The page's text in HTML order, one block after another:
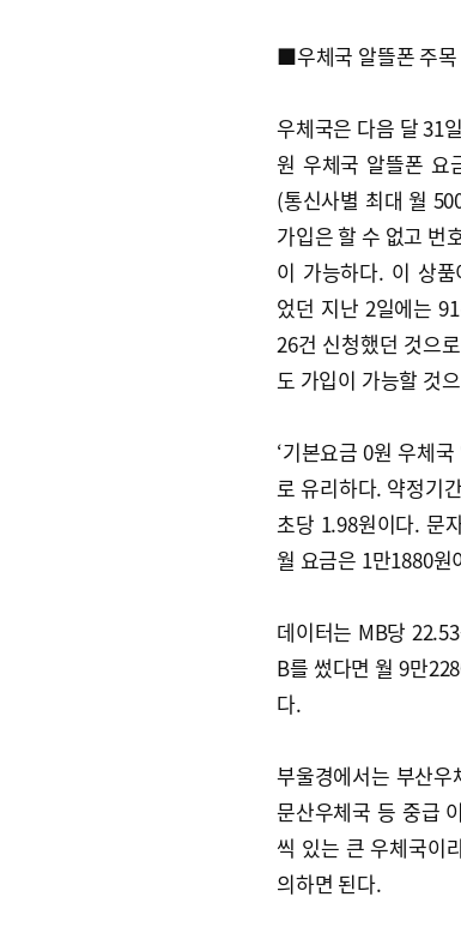
■우체국 알뜰폰 주목
우체국은 다음 달 31
원 우체국 알뜰폰 요
(통신사별 최대 월
가입은 할 수 없고 번
이 가능하다. 이 상
었던 지난 2일에는
26건 신청했던 것으
도 가입이 가능할 것
‘기본요금 0원 우체
로 유리하다. 약정기
초당 1.98원이다. 문
월 요금은 1만1880원
데이터는 MB당
B를 썼다면 월 9만
다.
부울경에서는 부산
문산우체국 등 중급
씩 있는 큰 우체국이
의하면 된다.